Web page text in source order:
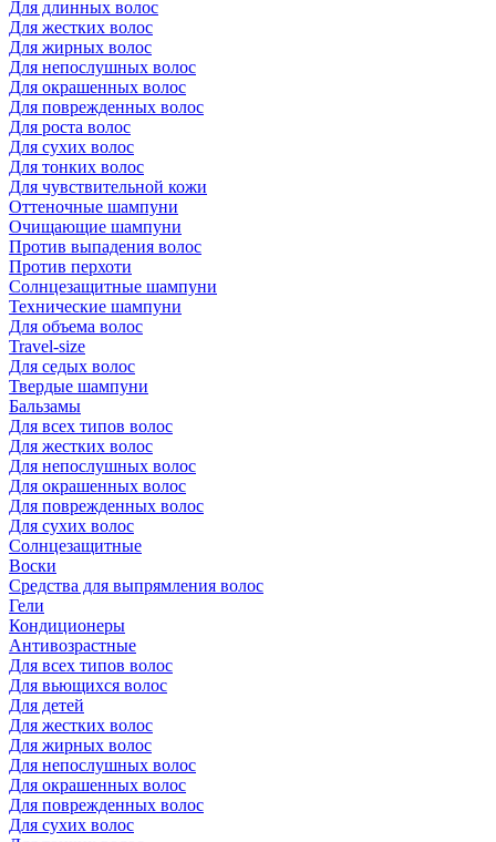
Для длинных волос
Для жестких волос
Для жирных волос
Для непослушных волос
Для окрашенных волос
Для поврежденных волос
Для роста волос
Для сухих волос
Для тонких волос
Для чувствительной кожи
Оттеночные шампуни
Очищающие шампуни
Против выпадения волос
Против перхоти
Солнцезащитные шампуни
Технические шампуни
Для объема волос
Travel-size
Для седых волос
Твердые шампуни
Бальзамы
Для всех типов волос
Для жестких волос
Для непослушных волос
Для окрашенных волос
Для поврежденных волос
Для сухих волос
Солнцезащитные
Воски
Средства для выпрямления волос
Гели
Кондиционеры
Антивозрастные
Для всех типов волос
Для вьющихся волос
Для детей
Для жестких волос
Для жирных волос
Для непослушных волос
Для окрашенных волос
Для поврежденных волос
Для сухих волос